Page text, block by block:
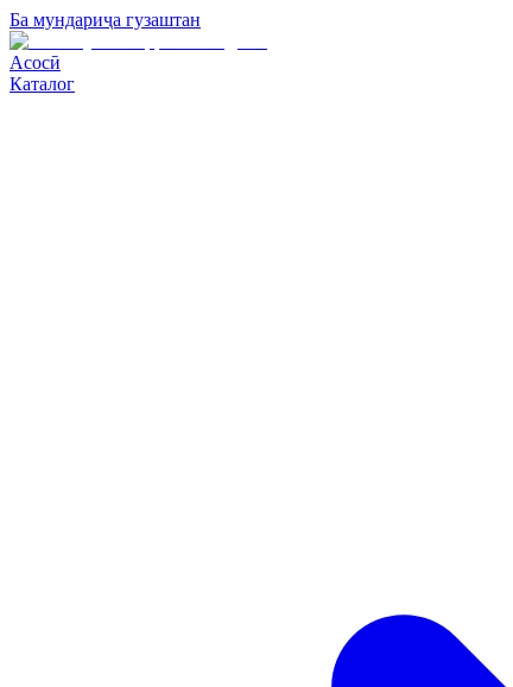
Ба мундариҷа гузаштан
Асосӣ
Каталог